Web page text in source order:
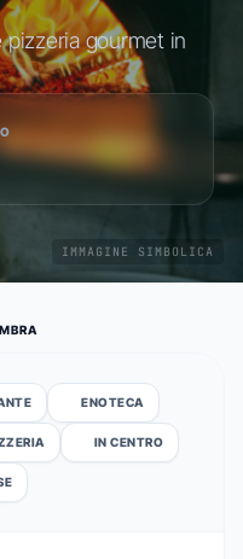
IMMAGINE SIMBOLICA
pizzeria gourmet in
ENOTECA
IN CENTRO